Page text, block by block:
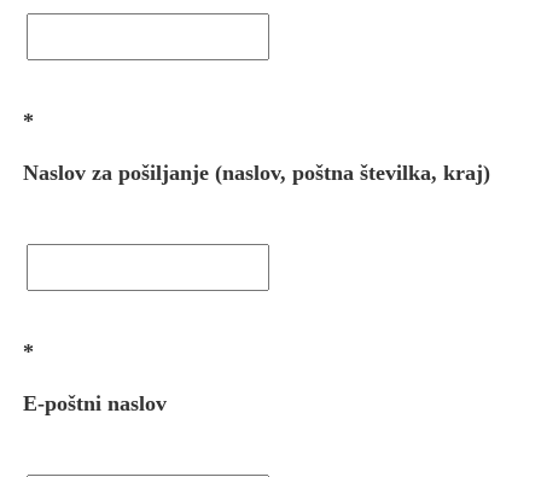
*
Naslov za pošiljanje (naslov, poštna številka, kraj)
*
E-poštni naslov